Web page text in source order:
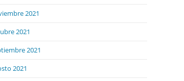
2021
2021
2021
2021